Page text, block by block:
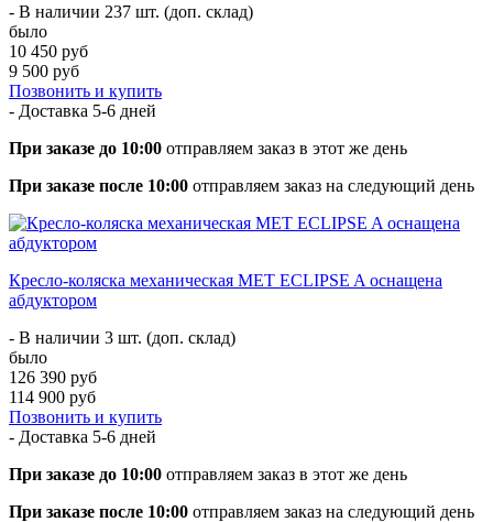
- В наличии 237 шт. (доп. склад)
было
10 450 руб
9 500 руб
Позвонить и купить
- Доставка 5-6 дней
При заказе до 10:00 отправляем заказ в этот же день
При заказе после 10:00 отправляем заказ на следующий день
Кресло-коляска механическая MET ECLIPSE A оснащена
абдуктором
- В наличии 3 шт. (доп. склад)
было
126 390 руб
114 900 руб
Позвонить и купить
- Доставка 5-6 дней
При заказе до 10:00 отправляем заказ в этот же день
При заказе после 10:00 отправляем заказ на следующий день